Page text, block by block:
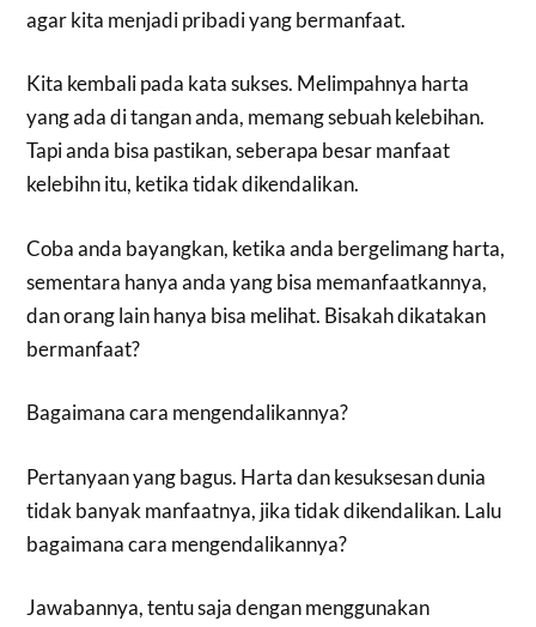
agar kita menjadi pribadi yang bermanfaat.
Kita kembali pada kata sukses. Melimpahnya harta
yang ada di tangan anda, memang sebuah kelebihan.
Tapi anda bisa pastikan, seberapa besar manfaat
kelebihn itu, ketika tidak dikendalikan.
Coba anda bayangkan, ketika anda bergelimang harta,
sementara hanya anda yang bisa memanfaatkannya,
dan orang lain hanya bisa melihat. Bisakah dikatakan
bermanfaat?
Bagaimana cara mengendalikannya?
Pertanyaan yang bagus. Harta dan kesuksesan dunia
tidak banyak manfaatnya, jika tidak dikendalikan. Lalu
bagaimana cara mengendalikannya?
Jawabannya, tentu saja dengan menggunakan